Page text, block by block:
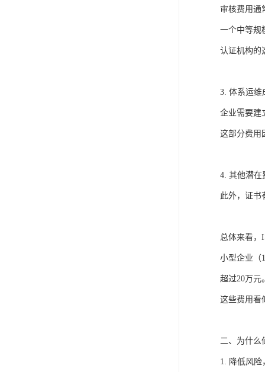
审核费用通
一个中等规
认证机构的
3. 体系运维
企业需要建
这部分费用
4. 其他潜在
此外，证书
总体来看，
小型企业（
超过20万元
这些费用看
二、为什么
1. 降低风